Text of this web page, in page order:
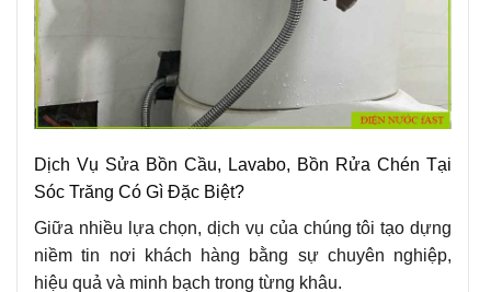
Dịch Vụ Sửa Bồn Cầu, Lavabo, Bồn Rửa Chén Tại
Sóc Trăng Có Gì Đặc Biệt?
Giữa nhiều lựa chọn, dịch vụ của chúng tôi tạo dựng
niềm tin nơi khách hàng bằng sự chuyên nghiệp,
hiệu quả và minh bạch trong từng khâu.